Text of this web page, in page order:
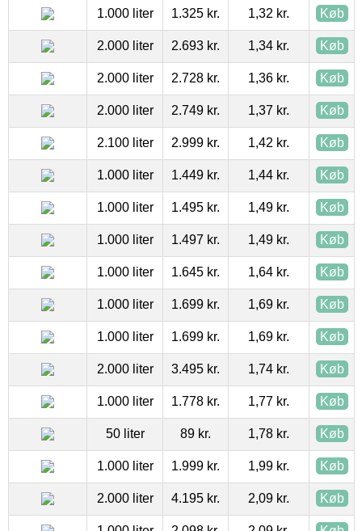
1.000 liter 1.325 kr. 1,32 kr. Køb
2.000 liter 2.693 kr. 1,34 kr. Køb
2.000 liter 2.728 kr. 1,36 kr. Køb
2.000 liter 2.749 kr. 1,37 kr. Køb
2.100 liter 2.999 kr. 1,42 kr. Køb
1.000 liter 1.449 kr. 1,44 kr. Køb
1.000 liter 1.495 kr. 1,49 kr. Køb
1.000 liter 1.497 kr. 1,49 kr. Køb
1.000 liter 1.645 kr. 1,64 kr. Køb
1.000 liter 1.699 kr. 1,69 kr. Køb
1.000 liter 1.699 kr. 1,69 kr. Køb
2.000 liter 3.495 kr. 1,74 kr. Køb
1.000 liter 1.778 kr. 1,77 kr. Køb
50 liter 89 kr. 1,78 kr. Køb
1.000 liter 1.999 kr. 1,99 kr. Køb
2.000 liter 4.195 kr. 2,09 kr. Køb